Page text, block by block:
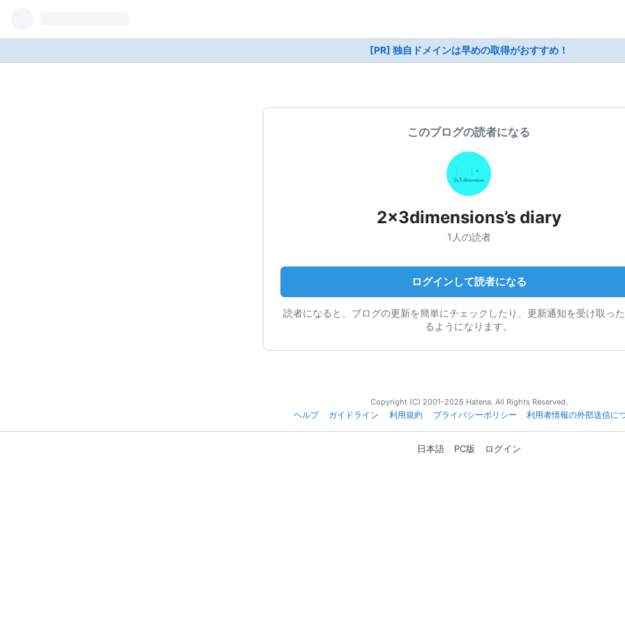
[PR] 独自ドメインは早めの取得がおすすめ！
このブログの読者になる
2x3dimensions’s diary
1人の読者
ログインして読者になる
読者になると、ブログの更新を簡単にチェックしたり、更新通知を受け取っ
るようになります。
Copyright (C) 2001-2026 Hatena. All Rights Reserved.
ヘルプ
ガイドライン 利用規約 プライバシーポリシー 利用者情報の外部送信に
日本語 PC版 ログイン